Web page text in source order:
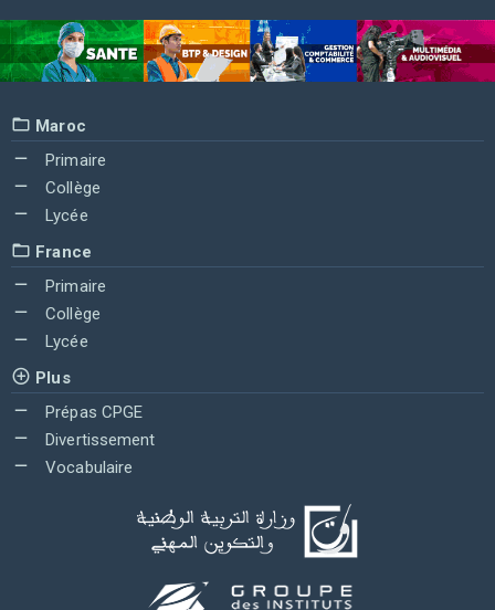
Maroc
Primaire
Collège
Lycée
France
Primaire
Collège
Lycée
Plus
Prépas CPGE
Divertissement
Vocabulaire